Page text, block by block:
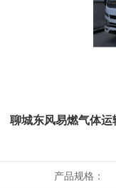
聊城东风易燃气体
产品规格：